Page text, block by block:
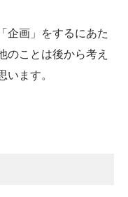
企画」をするにあた
のことは後から考え
ます。